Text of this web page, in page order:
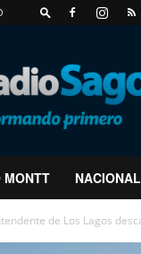
MONTT NACIONAL
de Los Lagos